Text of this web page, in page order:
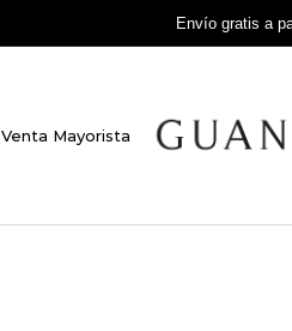
Envío gratis a
Venta Mayorista